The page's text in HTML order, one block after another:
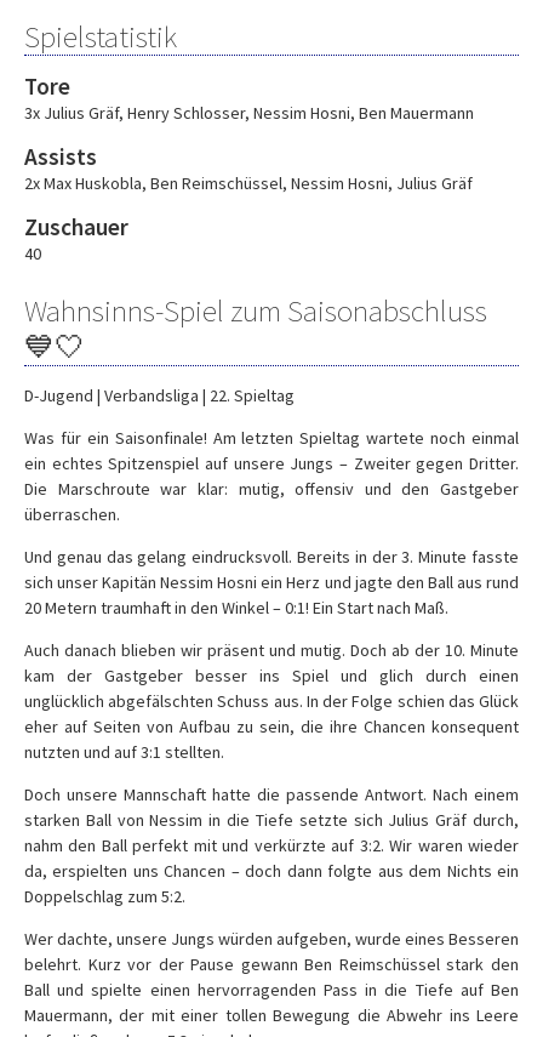
Spielstatistik
Tore
3x Julius Gräf, Henry Schlosser, Nessim Hosni, Ben Mauermann
Assists
2x Max Huskobla, Ben Reimschüssel, Nessim Hosni, Julius Gräf
Zuschauer
40
Wahnsinns-Spiel zum Saisonabschluss
💙🤍
D-Jugend | Verbandsliga | 22. Spieltag
Was für ein Saisonfinale! Am letzten Spieltag wartete noch einmal
ein echtes Spitzenspiel auf unsere Jungs – Zweiter gegen Dritter.
Die Marschroute war klar: mutig, offensiv und den Gastgeber
überraschen.
Und genau das gelang eindrucksvoll. Bereits in der 3. Minute fasste
sich unser Kapitän Nessim Hosni ein Herz und jagte den Ball aus rund
20 Metern traumhaft in den Winkel – 0:1! Ein Start nach Maß.
Auch danach blieben wir präsent und mutig. Doch ab der 10. Minute
kam der Gastgeber besser ins Spiel und glich durch einen
unglücklich abgefälschten Schuss aus. In der Folge schien das Glück
eher auf Seiten von Aufbau zu sein, die ihre Chancen konsequent
nutzten und auf 3:1 stellten.
Doch unsere Mannschaft hatte die passende Antwort. Nach einem
starken Ball von Nessim in die Tiefe setzte sich Julius Gräf durch,
nahm den Ball perfekt mit und verkürzte auf 3:2. Wir waren wieder
da, erspielten uns Chancen – doch dann folgte aus dem Nichts ein
Doppelschlag zum 5:2.
Wer dachte, unsere Jungs würden aufgeben, wurde eines Besseren
belehrt. Kurz vor der Pause gewann Ben Reimschüssel stark den
Ball und spielte einen hervorragenden Pass in die Tiefe auf Ben
Mauermann, der mit einer tollen Bewegung die Abwehr ins Leere